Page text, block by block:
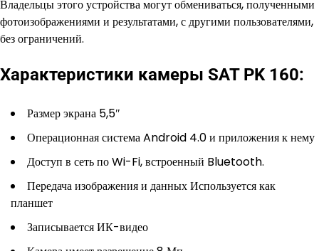
Владельцы этого устройства могут обмениваться, полученными
фотоизображениями и результатами, с другими пользователями,
без ограничений.
Характеристики камеры SAT PK 160:
Размер экрана 5,5″
Операционная система Android 4.0 и приложения к нему
Доступ в сеть по Wi-Fi, встроенный Bluetooth.
Передача изображения и данных Используется как
планшет
Записывается ИК-видео